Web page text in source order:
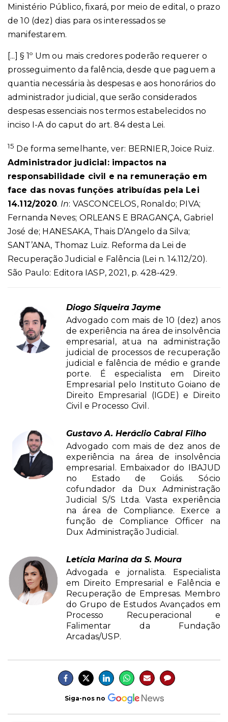
Ministério Público, fixará, por meio de edital, o prazo
de 10 (dez) dias para os interessados se
manifestarem.
[...] § 1º Um ou mais credores poderão requerer o
prosseguimento da falência, desde que paguem a
quantia necessária às despesas e aos honorários do
administrador judicial, que serão considerados
despesas essenciais nos termos estabelecidos no
inciso I-A do caput do art. 84 desta Lei.
15 De forma semelhante, ver: BERNIER, Joice Ruiz.
Administrador judicial: impactos na
responsabilidade civil e na remuneração em
face das novas funções atribuídas pela Lei
14.112/2020. In: VASCONCELOS, Ronaldo; PIVA;
Fernanda Neves; ORLEANS E BRAGANÇA, Gabriel
José de; HANESAKA, Thais D’Angelo da Silva;
SANT’ANA, Thomaz Luiz. Reforma da Lei de
Recuperação Judicial e Falência (Lei n. 14.112/20).
São Paulo: Editora IASP, 2021, p. 428-429.
Diogo Siqueira Jayme
Advogado com mais de 10 (dez) anos
de experiência na área de insolvência
empresarial, atua na administração
judicial de processos de recuperação
judicial e falência de médio e grande
porte. É especialista em Direito
Empresarial pelo Instituto Goiano de
Direito Empresarial (IGDE) e Direito
Civil e Processo Civil.
Gustavo A. Heráclio Cabral Filho
Advogado com mais de dez anos de
experiência na área de insolvência
empresarial. Embaixador do IBAJUD
no Estado de Goiás. Sócio
cofundador da Dux Administração
Judicial S/S Ltda. Vasta experiência
na área de Compliance. Exerce a
função de Compliance Officer na
Dux Administração Judicial.
Letícia Marina da S. Moura
Advogada e jornalista. Especialista
em Direito Empresarial e Falência e
Recuperação de Empresas. Membro
do Grupo de Estudos Avançados em
Processo Recuperacional e
Falimentar da Fundação
Arcadas/USP.
Siga-nos no